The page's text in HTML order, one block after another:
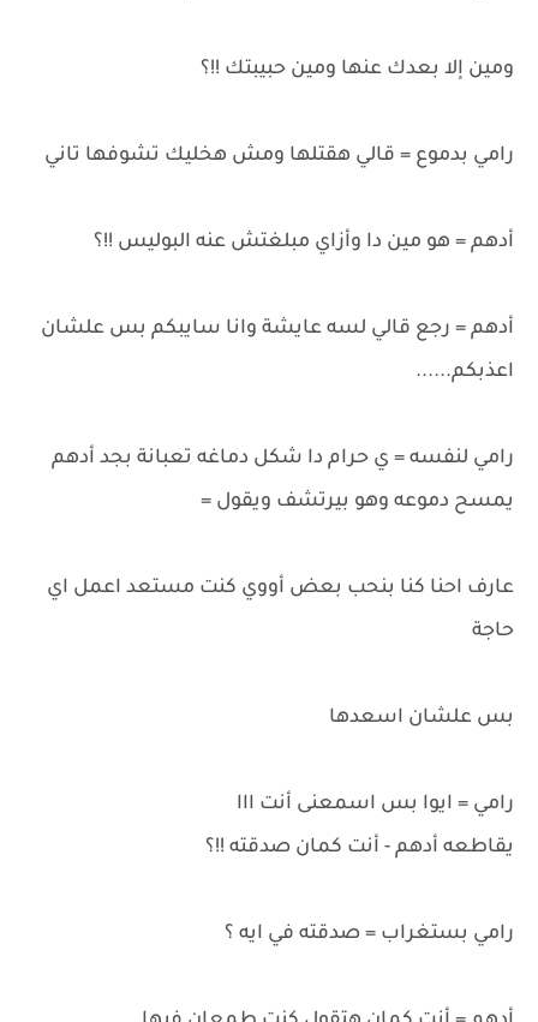
ومين إلا بعدك عنها ومين حبيبتك !!؟
رامي بدموع = قالي هقتلها ومش هخليك تشوفها تاني
أدهم = هو مين دا وأزاي مبلغتش عنه البوليس !!؟
أدهم = رجع قالي لسه عايشة وانا سايبكم بس علشان
اعذبكم......
رامي لنفسه = ي حرام دا شكل دماغه تعبانة بجد أدهم
يمسح دموعه وهو بيرتشف ويقول =
عارف احنا كنا بنحب بعض أووي كنت مستعد اعمل اي
حاجة
بس علشان اسعدها
رامي = ايوا بس اسمعنى أنت ااا
يقاطعه أدهم - أنت كمان صدقته !!؟
رامي بستغراب = صدقته في ايه ؟